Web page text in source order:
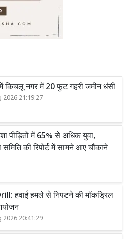
किचलू नगर में 20 फुट गहरी जमीन धंसी
2026 21:19:27
पीड़ितों में 65% से अधिक युवा,
समिति की रिपोर्ट में सामने आए चौंकाने
हवाई हमले से निपटने की मॉकड्रिल
2026 20:41:29